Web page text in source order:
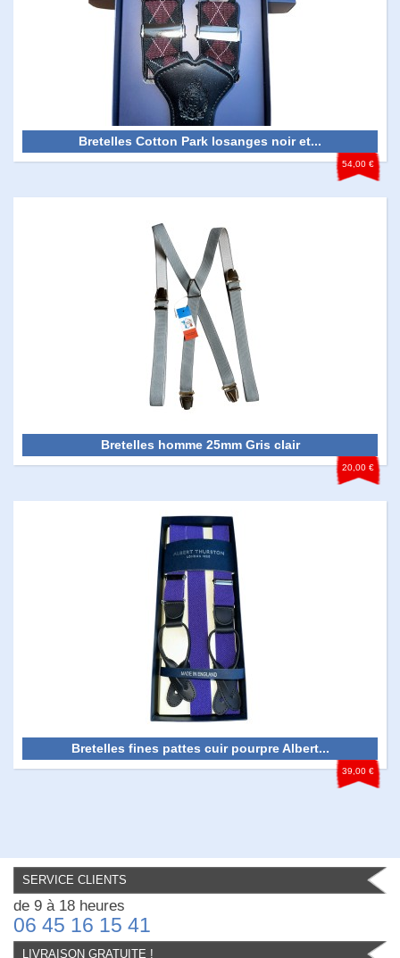
Bretelles Cotton Park losanges noir et...
54,00 €
Bretelles homme 25mm Gris clair
20,00 €
Bretelles fines pattes cuir pourpre Albert...
39,00 €
SERVICE CLIENTS
de 9 à 18 heures
06 45 16 15 41
LIVRAISON GRATUITE !